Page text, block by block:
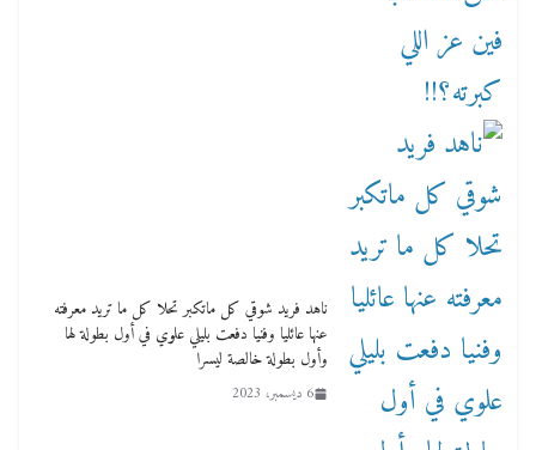
ناهد فريد شوقي كل ماتكبر تحلا كل ما تريد معرفته
عنها عائليا وفنيا دفعت بليلي علوي في أول بطولة لها
وأول بطولة خالصة ليسرا
6 ديسمبر، 2023